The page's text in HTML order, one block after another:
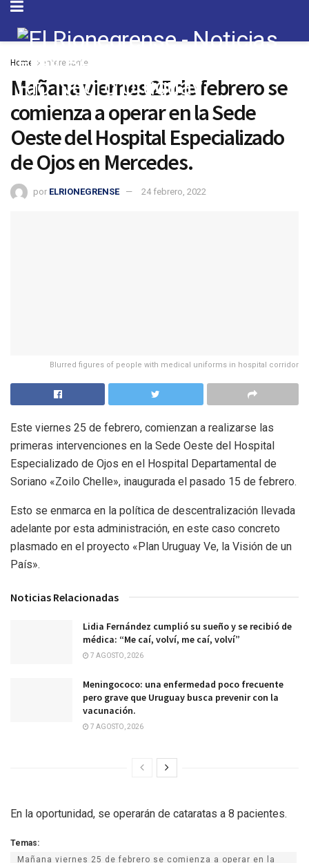
Home Interesante
Mañana viernes 25 de febrero se
comienza a operar en la Sede
Oeste del Hospital Especializado
de Ojos en Mercedes.
por ELRIONEGRENSE 24 febrero, 2022
Blurred figures of people with medical uniforms in hospital corridor
Este viernes 25 de febrero, comienzan a realizarse las
primeras intervenciones en la Sede Oeste del Hospital
Especializado de Ojos en el Hospital Departamental de
Soriano «Zoilo Chelle», inaugurada el pasado 15 de febrero.
Esto se enmarca en la política de descentralización llevada
adelante por esta administración, en este caso concreto
plasmado en el proyecto «Plan Uruguay Ve, la Visión de un
País».
Noticias Relacionadas
Lidia Fernández cumplió su sueño y se recibió de
médica: “Me caí, volví, me caí, volví”
7 AGOSTO, 2026
Meningococo: una enfermedad poco frecuente
pero grave que Uruguay busca prevenir con la
vacunación.
7 AGOSTO, 2026
En la oportunidad, se operarán de cataratas a 8 pacientes.
Temas:
Mañana viernes 25 de febrero se comienza a operar en la